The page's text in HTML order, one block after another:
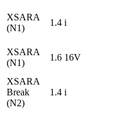
XSARA
(N1)
1.4 i
XSARA
(N1)
1.6 16V
XSARA
Break
(N2)
1.4 i